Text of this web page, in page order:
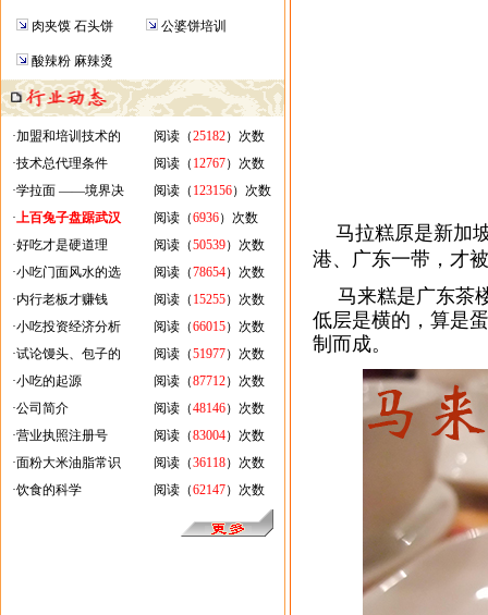
肉夹馍 石头饼 公婆饼培训
酸辣粉 麻辣烫
·加盟和培训技术的 阅读（25182）次数
·技术总代理条件 阅读（ 12767）次数
·学拉面 ——境界决 阅读（ 123156）次数
·上百兔子盘踞武汉 阅读（6936）次数
·好吃才是硬道理 阅读（50539）次数
·小吃门面风水的选 阅读（78654）次数
·内行老板才赚钱 阅读（ 15255）次数
·小吃投资经济分析 阅读（66015）次数
·试论馒头、包子的 阅读（51977）次数
·小吃的起源 阅读（87712）次数
·公司简介 阅读（48146）次数
·营业执照注册号 阅读（83004）次数
·面粉大米油脂常识 阅读（36118）次数
·饮食的科学 阅读（62147）次数
马拉糕原是新加
港、广东一带，才
马来糕是广东茶
低层是横的，算是
制而成。